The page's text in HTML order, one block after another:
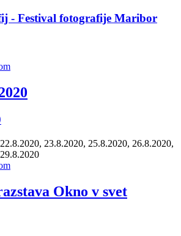
- Festival fotografije Maribor
23.8.2020, 25.8.2020, 26.8.2020,
Okno v svet